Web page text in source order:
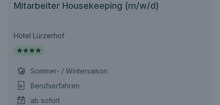
Mitarbeiter Housekeeping (m/w/d)
Hotel Lürzerhof
Sommer- / Wintersaison
Berufserfahren
ab sofort